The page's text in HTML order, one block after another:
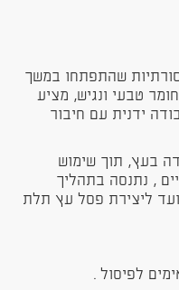
שהתפתחו במשך
טבעי ונגיש, מציע
ידנית עם חיבור
בעץ, תוך שימוש
, נתנסה בתהליך
ליצירת פסל עץ תלת
לפיסול .